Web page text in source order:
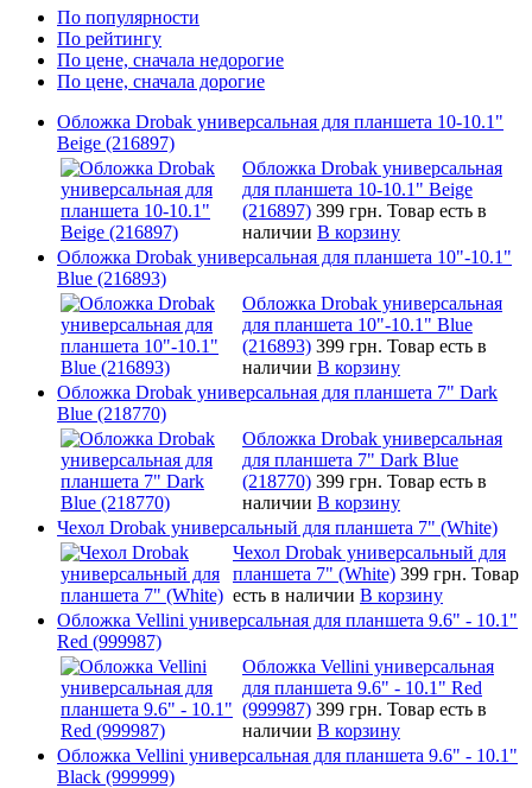
По популярности
По рейтингу
По цене, сначала недорогие
По цене, сначала дорогие
Обложка Drobak универсальная для планшета 10-10.1"
Beige (216897)
Обложка Drobak универсальная
для планшета 10-10.1" Beige
(216897) 399 грн. Товар есть в
наличии В корзину
Обложка Drobak универсальная для планшета 10"-10.1"
Blue (216893)
Обложка Drobak универсальная
для планшета 10"-10.1" Blue
(216893) 399 грн. Товар есть в
наличии В корзину
Обложка Drobak универсальная для планшета 7" Dark
Blue (218770)
Обложка Drobak универсальная
для планшета 7" Dark Blue
(218770) 399 грн. Товар есть в
наличии В корзину
Чехол Drobak универсальный для планшета 7" (White)
Чехол Drobak универсальный для
планшета 7" (White) 399 грн. Товар
есть в наличии В корзину
Обложка Vellini универсальная для планшета 9.6" - 10.1"
Red (999987)
Обложка Vellini универсальная
для планшета 9.6" - 10.1" Red
(999987) 399 грн. Товар есть в
наличии В корзину
Обложка Vellini универсальная для планшета 9.6" - 10.1"
Black (999999)